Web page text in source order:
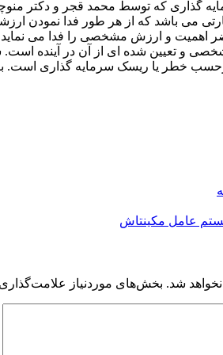
گذاری که توسط محمد قجر و دکتر
می باشد که از هر طور فدا نمودن
اهمیت و ارزش مشخصی را فدا می نماید
و تعیین شده ای از آن در آینده است.
خطر یا ریسک سرمایه گذاری است. برای
عامل مکینتاش
شد. بخش‌های موردنیاز